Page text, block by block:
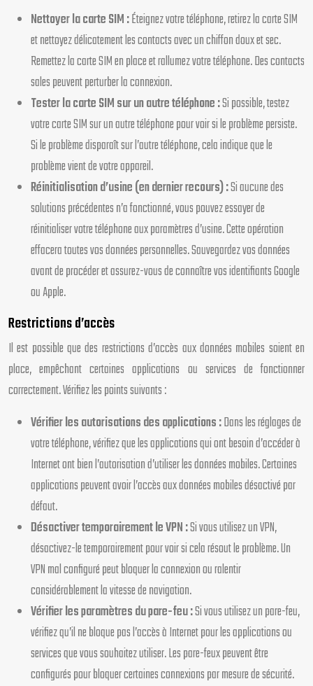
Nettoyer la carte SIM :Éteignez votre téléphone, retirez la carte SIM
et nettoyez délicatement les contacts avec un chiffon doux et sec.
Remettez la carte SIM en place et rallumez votre téléphone. Des contacts
sales peuvent perturber la connexion.
Tester la carte SIM sur un autre téléphone :Si possible, testez
votre carte SIM sur un autre téléphone pour voir si le problème persiste.
Si le problème disparaît sur l’autre téléphone, cela indique que le
problème vient de votre appareil.
Réinitialisation d’usine (en dernier recours) :Si aucune des
solutions précédentes n’a fonctionné, vous pouvez essayer de
réinitialiser votre téléphone aux paramètres d’usine. Cette opération
effacera toutes vos données personnelles. Sauvegardez vos données
avant de procéder et assurez-vous de connaître vos identifiants Google
ou Apple.
Restrictions d’accès
Il est possible que des restrictions d’accès aux données mobiles soient en
place, empêchant certaines applications ou services de fonctionner
correctement. Vérifiez les points suivants :
Vérifier les autorisations des applications :Dans les réglages de
votre téléphone, vérifiez que les applications qui ont besoin d’accéder à
Internet ont bien l’autorisation d’utiliser les données mobiles. Certaines
applications peuvent avoir l’accès aux données mobiles désactivé par
défaut.
Désactiver temporairement le VPN :Si vous utilisez un VPN,
désactivez-le temporairement pour voir si cela résout le problème. Un
VPN mal configuré peut bloquer la connexion ou ralentir
considérablement la vitesse de navigation.
Vérifier les paramètres du pare-feu :Si vous utilisez un pare-feu,
vérifiez qu’il ne bloque pas l’accès à Internet pour les applications ou
services que vous souhaitez utiliser. Les pare-feux peuvent être
configurés pour bloquer certaines connexions par mesure de sécurité.